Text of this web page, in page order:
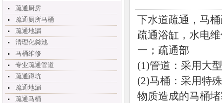
疏通厨房
疏通厕所马桶
疏通地漏
清理化粪池
马桶维修
专业疏通管道
疏通蹲坑
疏通地漏
疏通马桶
下水道疏通，马
疏通浴缸，水电
一；疏通部
(1)管道：采用大
(2)马桶：采用特
物质造成的马桶